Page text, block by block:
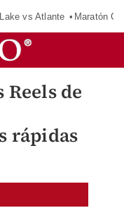
vs Atlante Maratón
de
rápidas